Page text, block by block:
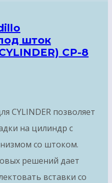
шток
СP-8
CYLINDER позволяет
на цилиндр с
со штоком.
решений дает
вставки со